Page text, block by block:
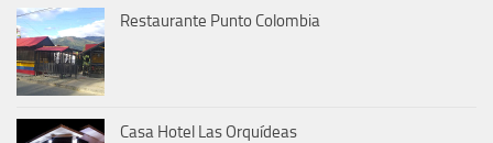
Restaurante Punto Colombia
Casa Hotel Las Orquídeas